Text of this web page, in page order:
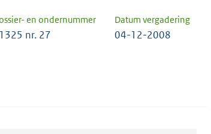
en ondernummer Datum vergadering
nr. 27 04-12-2008